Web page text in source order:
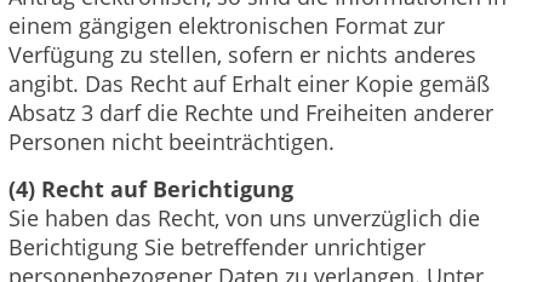
einem gängigen elektronischen Format zur
Verfügung zu stellen, sofern er nichts anderes
angibt. Das Recht auf Erhalt einer Kopie gemäß
Absatz 3 darf die Rechte und Freiheiten anderer
Personen nicht beeinträchtigen.
(4) Recht auf Berichtigung
Sie haben das Recht, von uns unverzüglich die
Berichtigung Sie betreffender unrichtiger